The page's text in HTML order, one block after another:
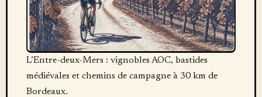
L’Entre-deux-Mers : vignobles AOC, bastides
médiévales et chemins de campagne à 30 km de
Bordeaux.